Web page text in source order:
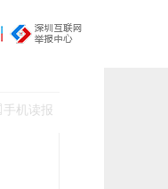
手机读报